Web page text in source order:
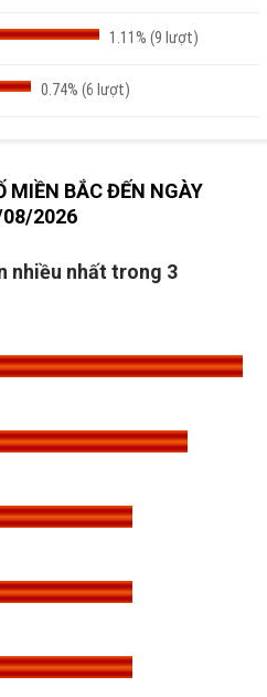
1.11% (9 lượt)
0.74% (6 lượt)
MIỀN BẮC ĐẾN NGÀY
2026
nhiều nhất trong 3